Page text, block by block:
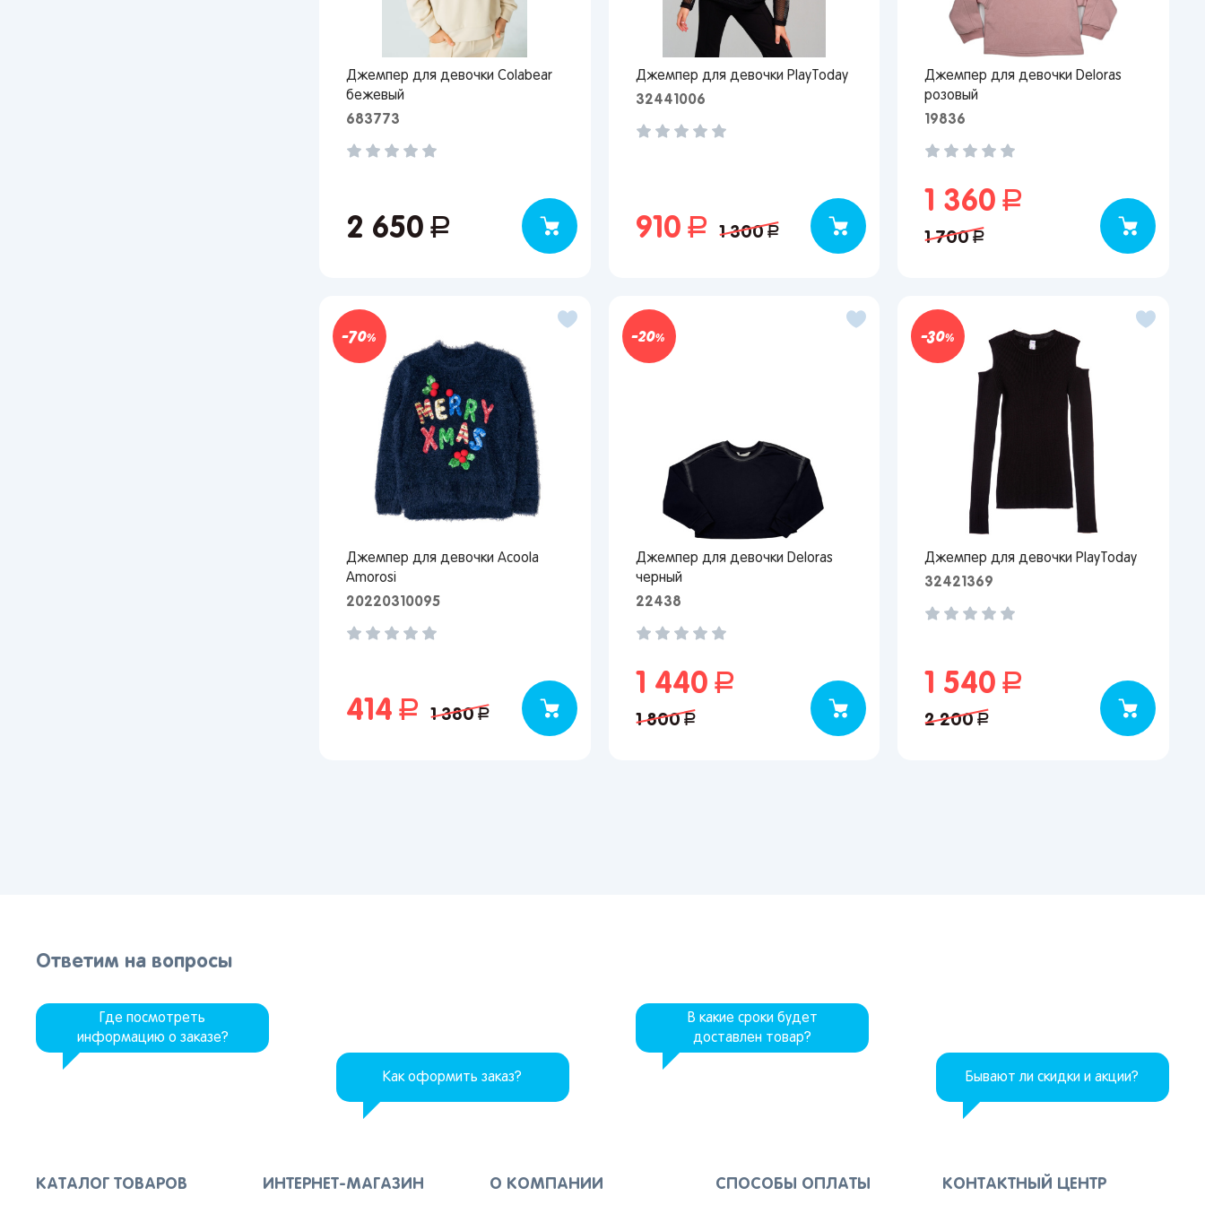
Джемпер для девочки Colabear
бежевый
683773
2 650руб.
Джемпер для девочки PlayToday
32441006
910руб. 1 300руб.
Джемпер для девочки Deloras
розовый
19836
1 360руб.
1 700руб.
70
Джемпер для девочки Acoola
Amorosi
20220310095
414руб. 1 380руб.
20
Джемпер для девочки Deloras
черный
22438
1 440руб.
1 800руб.
30
Джемпер для девочки PlayToday
32421369
1 540руб.
2 200руб.
Ответим на вопросы
Где посмотреть
информацию о заказе?
Как оформить заказ?
В какие сроки будет
доставлен товар?
Бывают ли скидки и акции?
КАТАЛОГ ТОВАРОВ ИНТЕРНЕТ-МАГАЗИН О КОМПАНИИ СПОСОБЫ ОПЛАТЫ КОНТАКТНЫЙ ЦЕНТР
Я согласен на обработку моих
персональных данных
Вернуться